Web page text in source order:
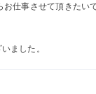
お仕事させて頂きたい
ました。